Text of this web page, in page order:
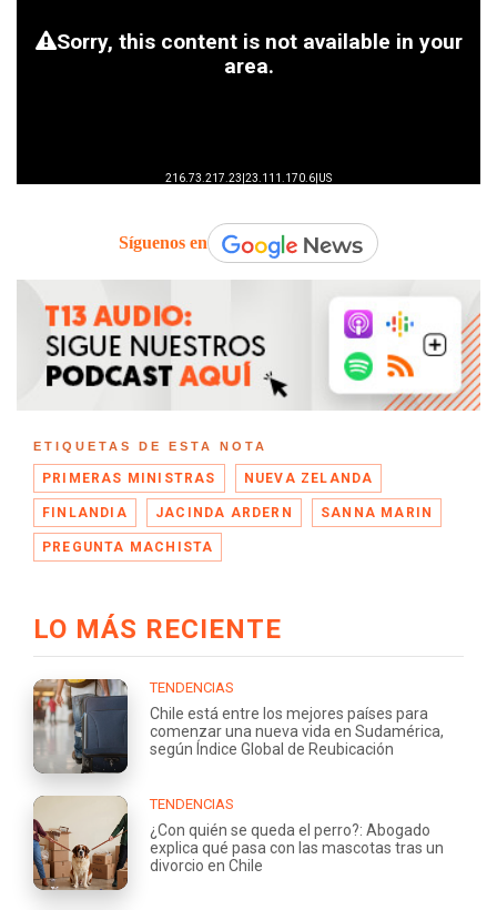
Síguenos en
ETIQUETAS DE ESTA NOTA
PRIMERAS MINISTRAS NUEVA ZELANDA
FINLANDIA JACINDA ARDERN SANNA MARIN
PREGUNTA MACHISTA
LO MÁS RECIENTE
TENDENCIAS
Chile está entre los mejores países para
comenzar una nueva vida en Sudamérica,
según Índice Global de Reubicación
TENDENCIAS
¿Con quién se queda el perro?: Abogado
explica qué pasa con las mascotas tras un
divorcio en Chile